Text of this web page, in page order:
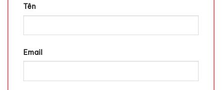
Tên
Email